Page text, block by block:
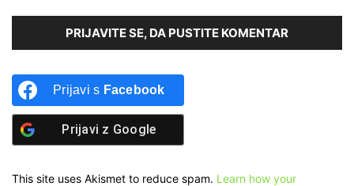
PRIJAVITE SE, DA PUSTITE KOMENTAR
Prijavi s Facebook
Prijavi z Google
This site uses Akismet to reduce spam. Learn how your